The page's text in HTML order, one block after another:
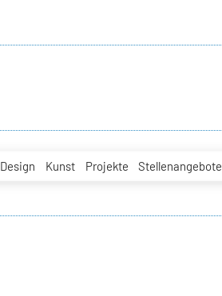
Design Kunst Projekte Stellenangebote